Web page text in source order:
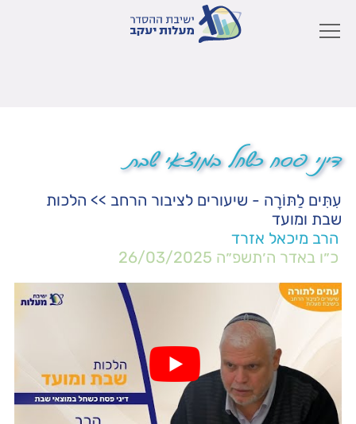
דיני פסח כשחל במוצאי שבת
עִתִּים לַתּוֹרָה - שיעורים לציבור הרחב >> הלכות
שבת ומועד
הרב מיכאל אזרד
כ״ו באדר ה׳תשפ״ה 26/03/2025